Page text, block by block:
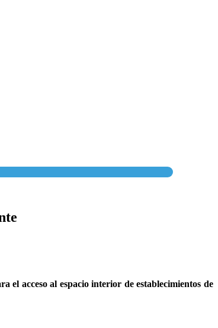
acceso al espacio interior de establecimientos de